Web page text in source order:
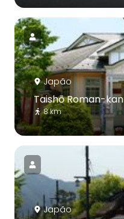
Japão
Taishō Roman-kan
8 km
Japão